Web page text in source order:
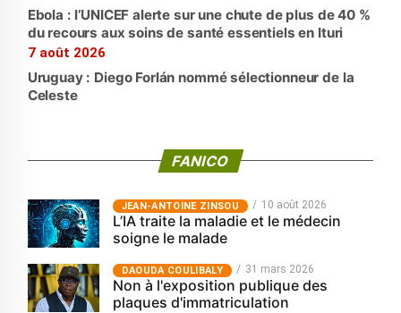
Ebola : l’UNICEF alerte sur une chute de plus de 40 %
du recours aux soins de santé essentiels en Ituri
7 août 2026
Uruguay : Diego Forlán nommé sélectionneur de la
Celeste
FANICO
JEAN-ANTOINE ZINSOU 10 août 2026
L’IA traite la maladie et le médecin
soigne le malade
‎DAOUDA COULIBALY 31 mars 2026
Non à l'exposition publique des
plaques d'immatriculation